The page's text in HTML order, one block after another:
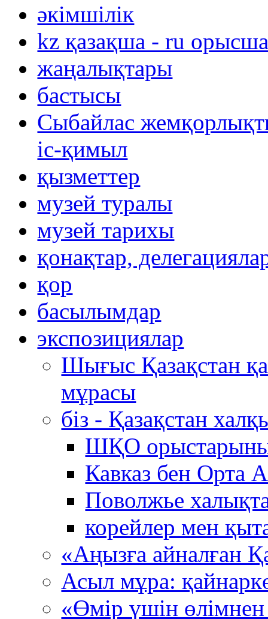
әкімшілік
kz қазақша - ru
жаңалықтары
бастысы
Сыбайлас
іс-қимыл
қызметтер
музей туралы
музей тарихы
қонақтар,
қор
басылымдар
экспозициялар
Шығыс Қазақстан
мұрасы
біз - Қазақстан
ШҚО
Кавказ бен Орта
Поволжье
корейлер мен
«Аңызға айналған
Асыл мұра:
«Өмір үшін